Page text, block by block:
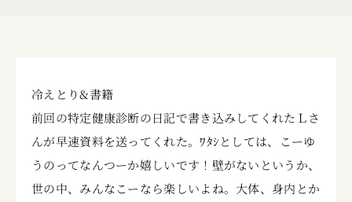
冷えとり&書籍
前回の特定健康診断の日記で書き込みしてくれたＬさ
んが早速資料を送ってくれた。ﾜﾀｼとしては、こーゆ
うのってなんつーか嬉しいです！壁がないというか、
世の中、みんなこーなら楽しいよね。大体、身内とか